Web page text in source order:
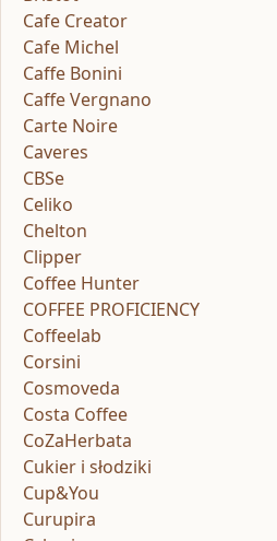
Cafe Creator
Cafe Michel
Caffe Bonini
Caffe Vergnano
Carte Noire
Caveres
CBSe
Celiko
Chelton
Clipper
Coffee Hunter
COFFEE PROFICIENCY
Coffeelab
Corsini
Cosmoveda
Costa Coffee
CoZaHerbata
Cukier i słodziki
Cup&You
Curupira